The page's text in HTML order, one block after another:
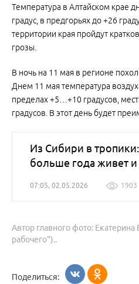
Температура в Алтайском крае
градус, в предгорьях до +26
территории края пройдут
грозы.
В ночь на 11 мая в регионе
Днем 11 мая температура
пределах +5…+10 градусов,
градусов. В этот день будет
Из Сибири в
больше года живет и
07:05, 02.05.2026 1903
Автор главного фото:
рабочего")..
Поделиться: